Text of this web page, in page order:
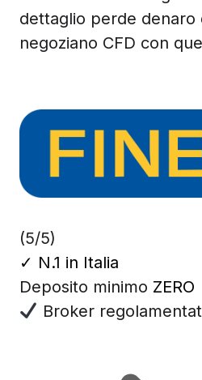
dettaglio perde denaro
negoziano CFD con
(5/5)
✓ N.1 in Italia
Deposito minimo ZERO
Broker